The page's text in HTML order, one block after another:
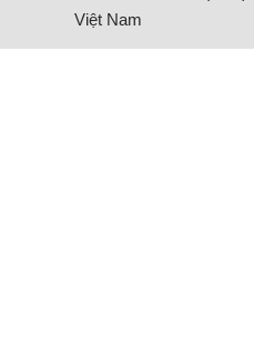
Việt Nam